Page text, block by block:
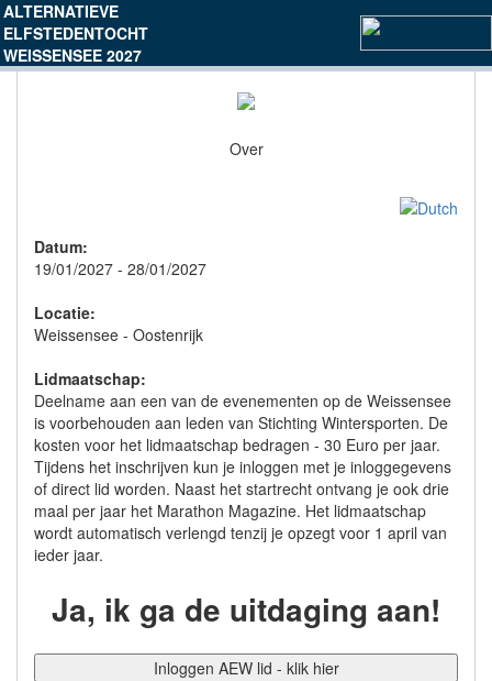
ALTERNATIEVE
ELFSTEDENTOCHT
WEISSENSEE 2027
Over
Datum:
19/01/2027 - 28/01/2027
Locatie:
Weissensee - Oostenrijk
Lidmaatschap:
Deelname aan een van de evenementen op de Weissensee
is voorbehouden aan leden van Stichting Wintersporten. De
kosten voor het lidmaatschap bedragen - 30 Euro per jaar.
Tijdens het inschrijven kun je inloggen met je inloggegevens
of direct lid worden. Naast het startrecht ontvang je ook drie
maal per jaar het Marathon Magazine. Het lidmaatschap
wordt automatisch verlengd tenzij je opzegt voor 1 april van
ieder jaar.
Ja, ik ga de uitdaging aan!
Inloggen AEW lid - klik hier